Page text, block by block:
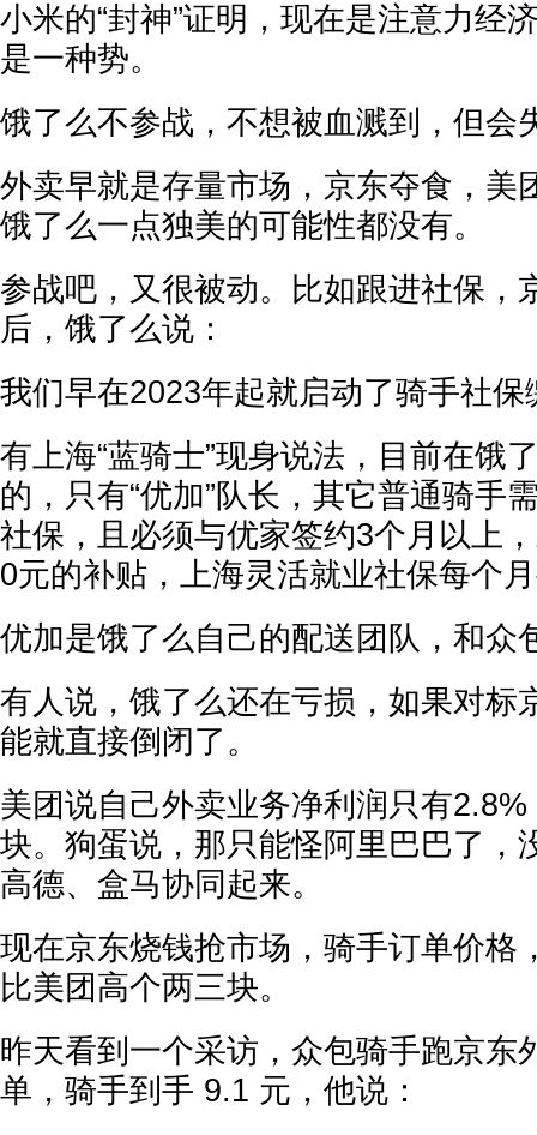
小米的“封神”证明，现在是注意力经
是一种势。
饿了么不参战，不想被血溅到，但会
外卖早就是存量市场，京东夺食，美
饿了么一点独美的可能性都没有。
参战吧，又很被动。比如跟进社保，
后，饿了么说：
我们早在2023年起就启动了骑手社保
有上海“蓝骑士”现身说法，目前在饿
的，只有“优加”队长，其它普通骑手
社保，且必须与优家签约3个月以上
0元的补贴，上海灵活就业社保每个
优加是饿了么自己的配送团队，和众
有人说，饿了么还在亏损，如果对标
能就直接倒闭了。
美团说自己外卖业务净利润只有
块。狗蛋说，那只能怪阿里巴巴了，
高德、盒马协同起来。
现在京东烧钱抢市场，骑手订单价格
比美团高个两三块。
昨天看到一个采访，众包骑手跑京东
单，骑手到手 9.1 元，他说：